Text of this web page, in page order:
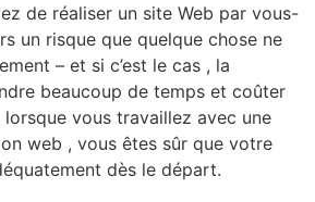
de réaliser un site Web par vous-
un risque que quelque chose ne
– et si c’est le cas , la
beaucoup de temps et coûter
lorsque vous travaillez avec une
web , vous êtes sûr que votre
dès le départ.